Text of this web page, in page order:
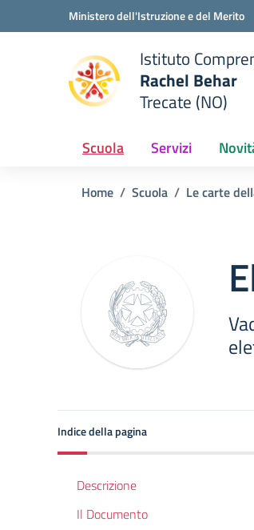
Vai ai contenuti
Vai al menu di navigazioneMinistero dell'Istruzione e del Merito
scuola
Istituto
Rachel Behar
Trecate (NO)
Scuola Servizi
Home Scuola Le carte
Indice della pagina
Descrizione
Il Documento